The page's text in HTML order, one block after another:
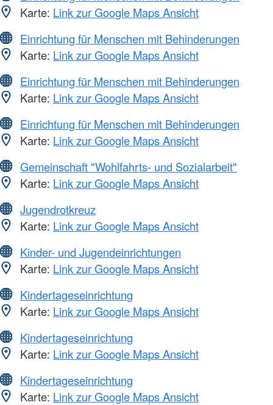
Karte: Link zur Google Maps Ansicht
Einrichtung für Menschen mit Behinderungen
Karte: Link zur Google Maps Ansicht
Einrichtung für Menschen mit Behinderungen
Karte: Link zur Google Maps Ansicht
Einrichtung für Menschen mit Behinderungen
Karte: Link zur Google Maps Ansicht
Gemeinschaft "Wohlfahrts- und Sozialarbeit"
Karte: Link zur Google Maps Ansicht
Jugendrotkreuz
Karte: Link zur Google Maps Ansicht
Kinder- und Jugendeinrichtungen
Karte: Link zur Google Maps Ansicht
Kindertageseinrichtung
Karte: Link zur Google Maps Ansicht
Kindertageseinrichtung
Karte: Link zur Google Maps Ansicht
Kindertageseinrichtung
Karte: Link zur Google Maps Ansicht